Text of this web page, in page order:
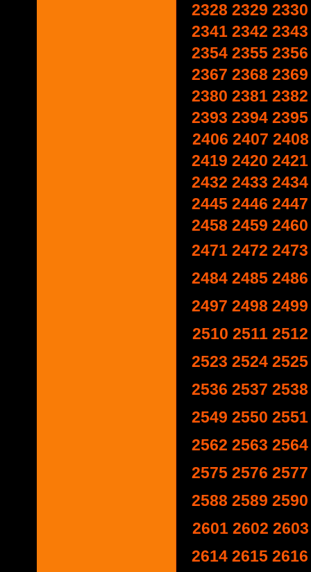
2328 2329 2330
2341 2342 2343
2354 2355 2356
2367 2368 2369
2380 2381 2382
2393 2394 2395
2406 2407 2408
2419 2420 2421
2432 2433 2434
2445 2446 2447
2458 2459 2460
2471 2472 2473
2484 2485 2486
2497 2498 2499
2510 2511 2512
2523 2524 2525
2536 2537 2538
2549 2550 2551
2562 2563 2564
2575 2576 2577
2588 2589 2590
2601 2602 2603
2614 2615 2616